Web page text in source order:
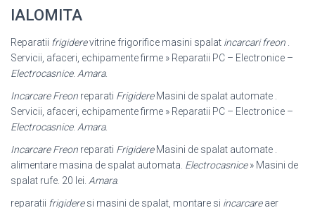
IALOMITA
Reparatii frigiderevitrine frigorifice masini spalat incarcari freon
Servicii, afaceri, echipamente firme » Reparatii PC – Electronice –
Electrocasnice. Amara.
Incarcare Freon reparati FrigidereMasini de spalat automate .
Servicii, afaceri, echipamente firme » Reparatii PC – Electronice –
Electrocasnice. Amara.
Incarcare Freon reparati FrigidereMasini de spalat automate .
alimentare masina de spalat automata. Electrocasnice» Masini de
spalat rufe. 20 lei. Amara.
reparatii frigideresi masini de spalat, montare si incarcareaer